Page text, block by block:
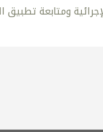
ومتابعة تطبيق